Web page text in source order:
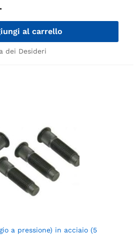
al carrello
dei Desideri
a pressione) in acciaio (5